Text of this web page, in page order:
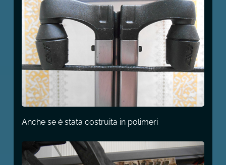
Anche se è stata costruita in polimeri